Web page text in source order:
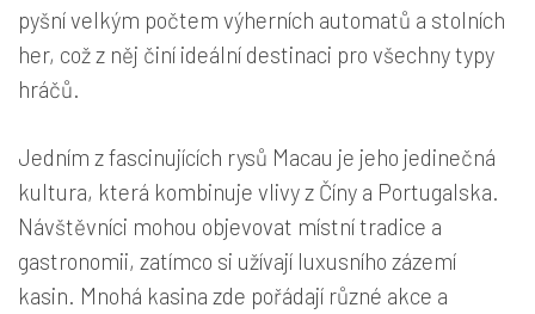
pyšní velkým počtem výherních automatů a stolních
her, což z něj činí ideální destinaci pro všechny typy
hráčů.
Jedním z fascinujících rysů Macau je jeho jedinečná
kultura, která kombinuje vlivy z Číny a Portugalska.
Návštěvníci mohou objevovat místní tradice a
gastronomii, zatímco si užívají luxusního zázemí
kasin. Mnohá kasina zde pořádají různé akce a